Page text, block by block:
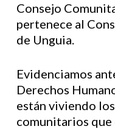
Consejo
pertenece al
de Unguia.
Evidenciamos
Derechos
están viviendo
comunitarios